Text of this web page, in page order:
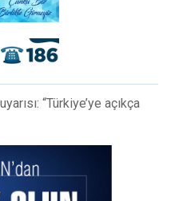
“Türkiye’ye açıkça